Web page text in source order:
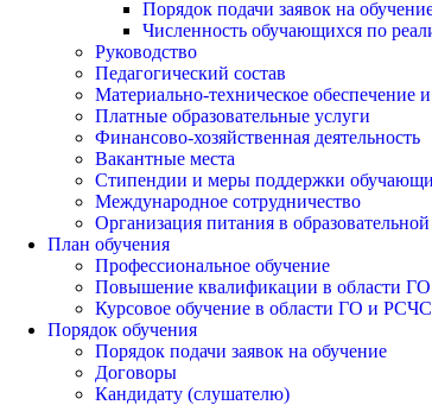
Порядок подачи заявок на
Численность обучающихся по
Руководство
Педагогический состав
Материально-техническое обеспечение
Платные образовательные услуги
Финансово-хозяйственная деятельность
Вакантные места
Стипендии и меры поддержки
Международное сотрудничество
Организация питания в
План обучения
Профессиональное обучение
Повышение квалификации в области
Курсовое обучение в области ГО и РСЧС
Порядок обучения
Порядок подачи заявок на обучение
Договоры
Кандидату (слушателю)